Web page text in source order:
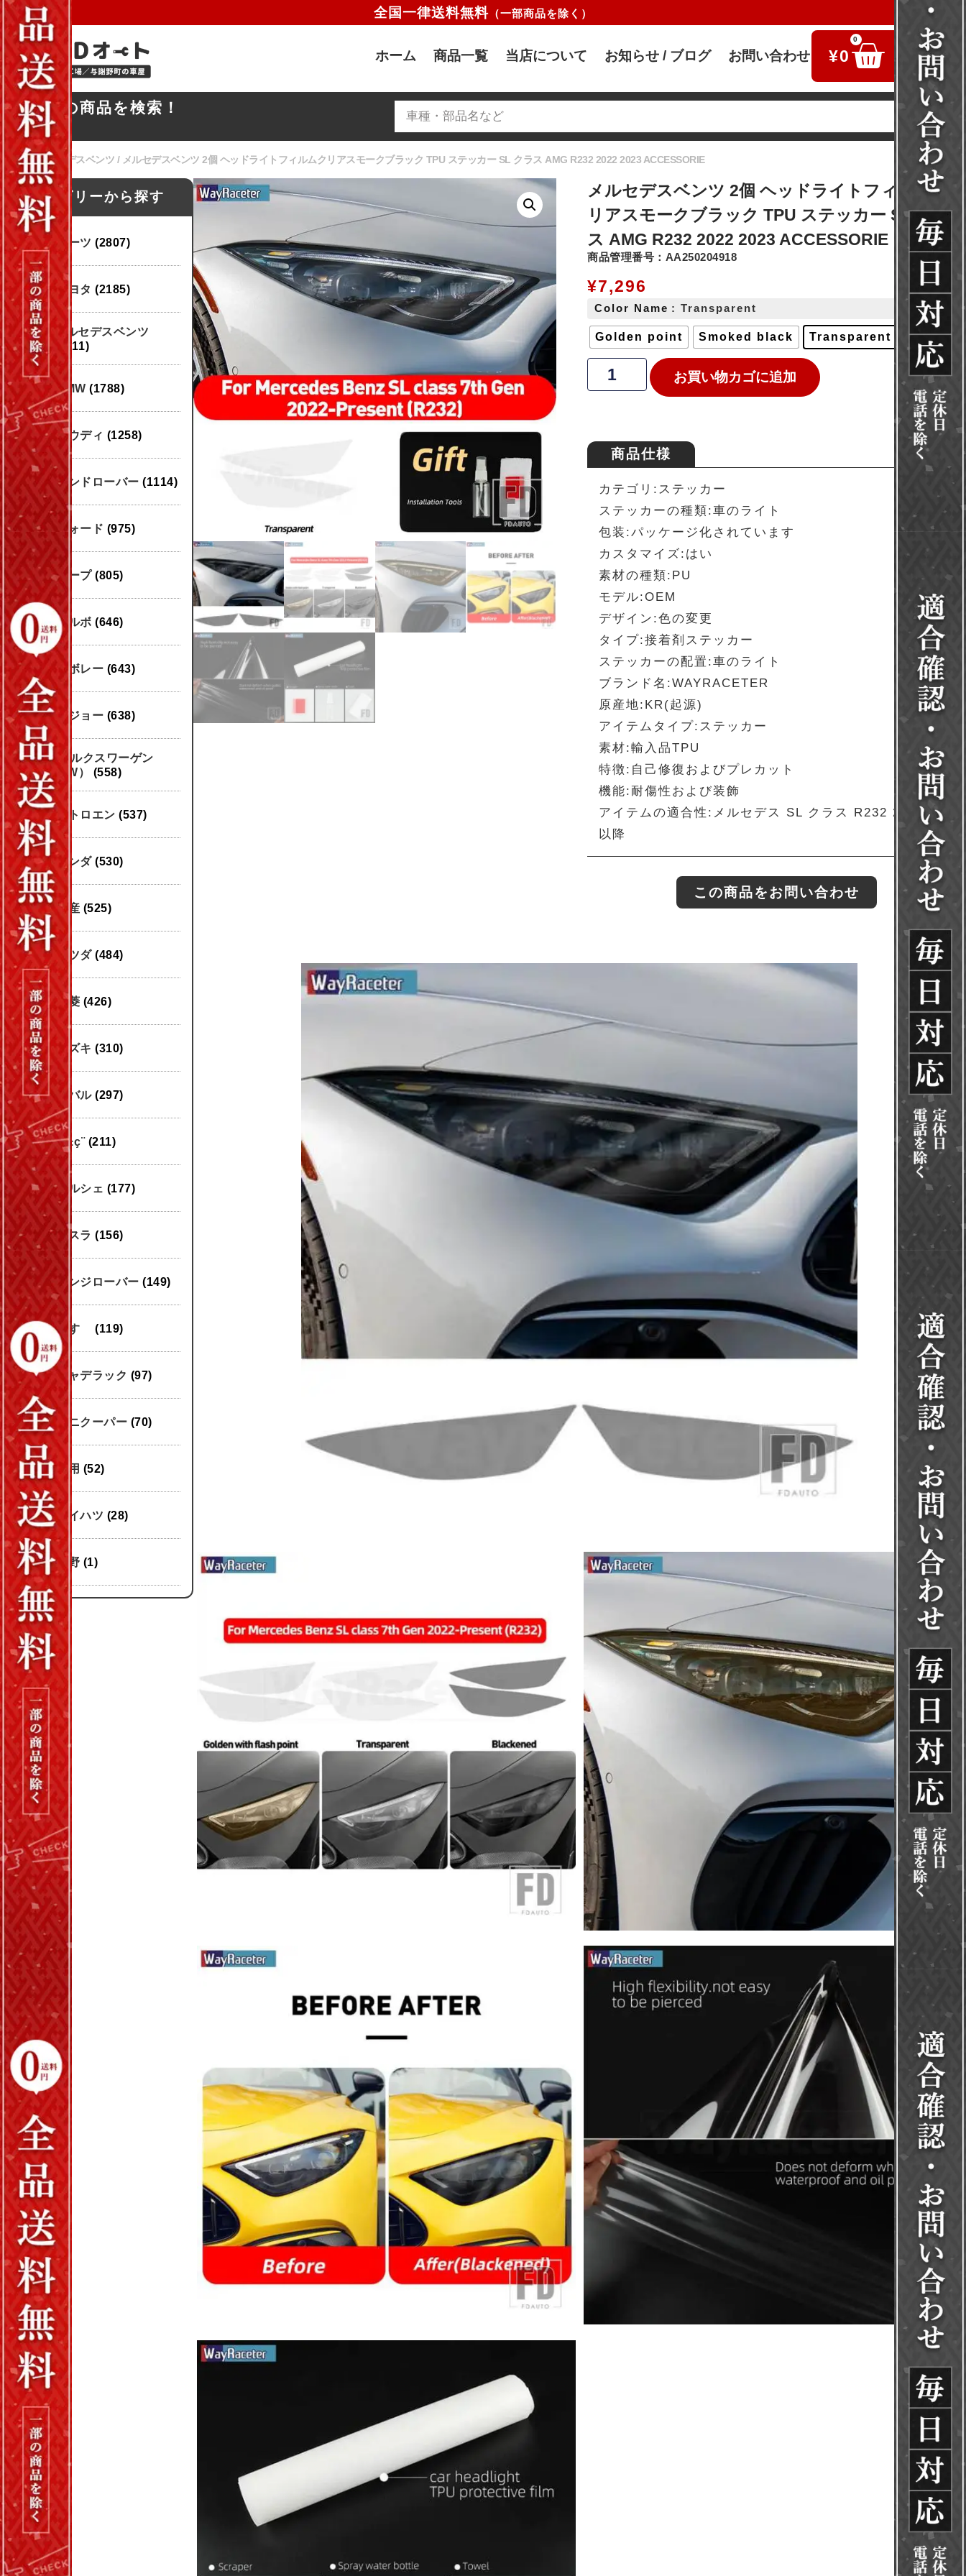
全国一律送料無料 （一部商品を除く）
ホーム 商品一覧 当店について お知らせ / ブログ お問い合わせ ¥0
0
お探しの商品を検索！
検索
ホーム/メルセデスベンツ / メルセデスベンツ 2個 ヘッドライトフィルムクリアスモークブラック TPU ステッカー SL クラス AMG R232 2022 2023 ACCESSORIE
カテゴリーから探す
パーツ (2807)
トヨタ (2185)
メルセデスベンツ
(1911)
BMW (1788)
アウディ (1258)
ランドローバー (1114)
フォード (975)
ジープ (805)
ボルボ (646)
シボレー (643)
プジョー (638)
フォルクスワーゲン
（VW） (558)
シトロエン (537)
ホンダ (530)
日産 (525)
マツダ (484)
三菱 (426)
スズキ (310)
スバル (297)
æ±ç¨ (211)
ポルシェ (177)
テスラ (156)
レンジローバー (149)
いすゞ (119)
キャデラック (97)
ミニクーパー (70)
汎用 (52)
ダイハツ (28)
日野 (1)
メルセデスベンツ 2個 ヘッドライトフィルムク
リアスモークブラック TPU ステッカー SL クラ
ス AMG R232 2022 2023 ACCESSORIE
商品管理番号：AA250204918
¥7,296
Color Name : Transparent
Golden point Smoked black Transparent
お買い物カゴに追加
商品仕様
カテゴリ:ステッカー
ステッカーの種類:車のライト
包装:パッケージ化されています
カスタマイズ:はい
素材の種類:PU
モデル:OEM
デザイン:色の変更
タイプ:接着剤ステッカー
ステッカーの配置:車のライト
ブランド名:WAYRACETER
原産地:KR(起源)
アイテムタイプ:ステッカー
素材:輸入品TPU
特徴:自己修復およびプレカット
機能:耐傷性および装飾
アイテムの適合性:メルセデス SL クラス R232 2022 年
以降
この商品をお問い合わせ